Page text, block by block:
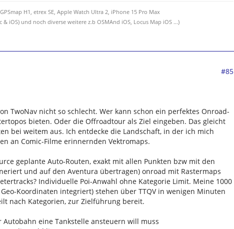
GPSmap H1, etrex SE, Apple Watch Ultra 2, iPhone 15 Pro Max
& iOS) und noch diverse weitere z.b OSMAnd iOS, Locus Map iOS ...)
#85
TwoNav nicht so schlecht. Wer kann schon ein perfektes Onroad-
bieten. Oder die Offroadtour als Ziel eingeben. Das gleicht
bei weitem aus. Ich entdecke die Landschaft, in der ich mich
an Comic-Filme erinnernden Vektromaps.
geplante Auto-Routen, exakt mit allen Punkten bzw mit den
und auf den Aventura übertragen) onroad mit Rastermaps
Individuelle Poi-Anwahl ohne Kategorie Limit. Meine 1000
Koordinaten integriert) stehen über TTQV in wenigen Minuten
nach Kategorien, zur Zielführung bereit.
Autobahn eine Tankstelle ansteuern will muss